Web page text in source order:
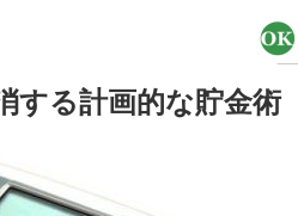
する計画的な貯金術